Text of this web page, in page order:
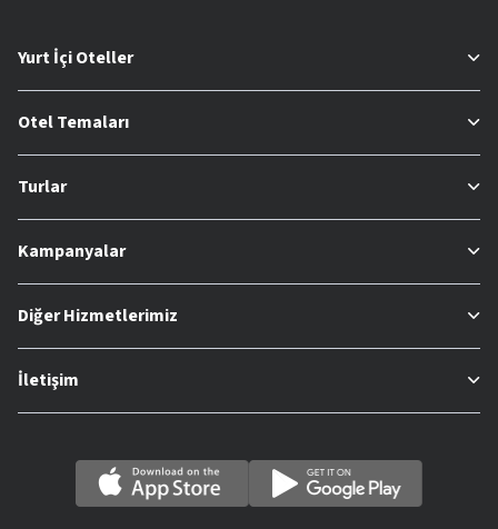
Yurt İçi Oteller
Otel Temaları
Turlar
Kampanyalar
Diğer Hizmetlerimiz
İletişim